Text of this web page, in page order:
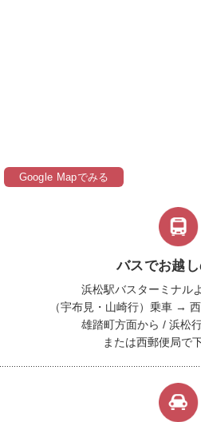
Google Mapでみる
バスでお越
浜松駅バスターミナル
（宇布見・山崎行）乗車 →
雄踏町方面から / 浜松
または西郵便局で